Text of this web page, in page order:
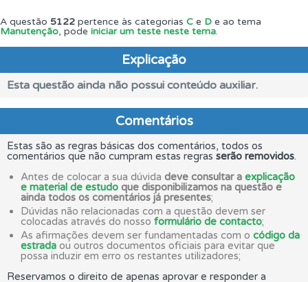
A questão 5122 pertence às categorias C e D e ao tema
Manutenção, pode iniciar um teste neste tema.
Explicação
Esta questão ainda não possui conteúdo auxiliar.
Comentários
Estas são as regras básicas dos comentários, todos os
comentários que não cumpram estas regras serão removidos.
Antes de colocar a sua dúvida deve consultar a explicação
e material de estudo que disponibilizamos na questão e
ainda todos os comentários já presentes;
Dúvidas não relacionadas com a questão devem ser
colocadas através do nosso formulário de contacto;
As afirmações devem ser fundamentadas com o código da
estrada ou outros documentos oficiais para evitar que
possa induzir em erro os restantes utilizadores;
Reservamos o direito de apenas aprovar e responder a